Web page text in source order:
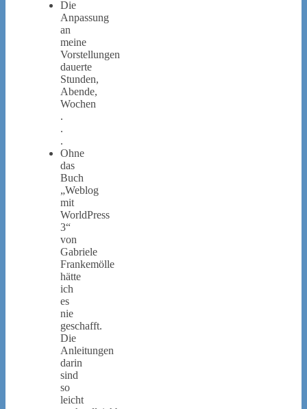
Die
Anpassung
an
meine
Vorstellungen
dauerte
Stunden,
Abende,
Wochen
.
.
.
Ohne
das
Buch
„Weblog
mit
WorldPress
3“
von
Gabriele
Frankemölle
hätte
ich
es
nie
geschafft.
Die
Anleitungen
darin
sind
so
leicht